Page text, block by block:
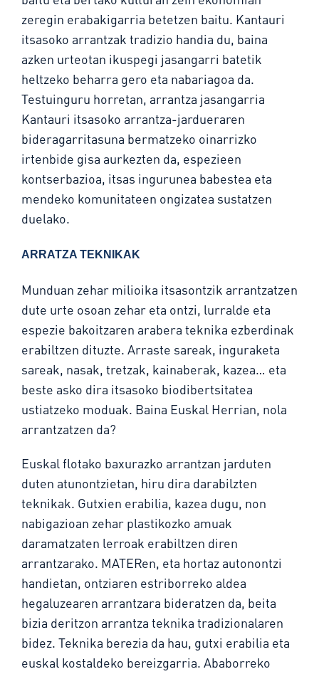
zeregin erabakigarria betetzen baitu. Kantauri
itsasoko arrantzak tradizio handia du, baina
azken urteotan ikuspegi jasangarri batetik
heltzeko beharra gero eta nabariagoa da.
Testuinguru horretan, arrantza jasangarria
Kantauri itsasoko arrantza-jardueraren
bideragarritasuna bermatzeko oinarrizko
irtenbide gisa aurkezten da, espezieen
kontserbazioa, itsas ingurunea babestea eta
mendeko komunitateen ongizatea sustatzen
duelako.
ARRATZA TEKNIKAK
Munduan zehar milioika itsasontzik arrantzatzen
dute urte osoan zehar eta ontzi, lurralde eta
espezie bakoitzaren arabera teknika ezberdinak
erabiltzen dituzte. Arraste sareak, inguraketa
sareak, nasak, tretzak, kainaberak, kazea… eta
beste asko dira itsasoko biodibertsitatea
ustiatzeko moduak. Baina Euskal Herrian, nola
arrantzatzen da?
Euskal flotako baxurazko arrantzan jarduten
duten atunontzietan, hiru dira darabilzten
teknikak. Gutxien erabilia, kazea dugu, non
nabigazioan zehar plastikozko amuak
daramatzaten lerroak erabiltzen diren
arrantzarako. MATERen, eta hortaz autonontzi
handietan, ontziaren estriborreko aldea
hegaluzearen arrantzara bideratzen da, beita
bizia deritzon arrantza teknika tradizionalaren
bidez. Teknika berezia da hau, gutxi erabilia eta
euskal kostaldeko bereizgarria. Ababorreko